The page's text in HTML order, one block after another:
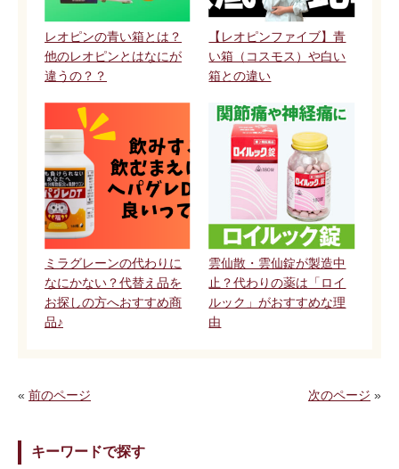
レオピンの青い箱とは？
他のレオピンとはなにが
違うの？？
【レオピンファイブ】青
い箱（コスモス）や白い
箱との違い
ミラグレーンの代わりに
なにかない？代替え品を
お探しの方へおすすめ商
品♪
雲仙散・雲仙錠が製造中
止？代わりの薬は「ロイ
ルック」がおすすめな理
由
« 前のページ 次のページ »
キーワードで探す